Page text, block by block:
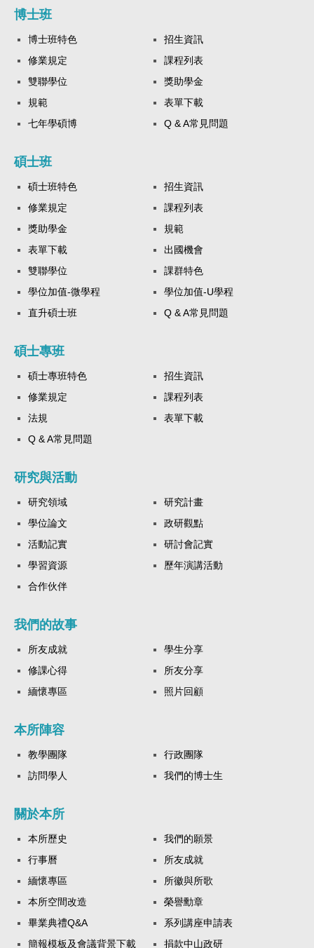
博士班
博士班特色
招生資訊
修業規定
課程列表
雙聯學位
獎助學金
規範
表單下載
七年學碩博
Q & A常見問題
碩士班
碩士班特色
招生資訊
修業規定
課程列表
獎助學金
規範
表單下載
出國機會
雙聯學位
課群特色
學位加值-微學程
學位加值-U學程
直升碩士班
Q & A常見問題
碩士專班
碩士專班特色
招生資訊
修業規定
課程列表
法規
表單下載
Q & A常見問題
研究與活動
研究領域
研究計畫
學位論文
政研觀點
活動記實
研討會記實
學習資源
歷年演講活動
合作伙伴
我們的故事
所友成就
學生分享
修課心得
所友分享
緬懷專區
照片回顧
本所陣容
教學團隊
行政團隊
訪問學人
我們的博士生
關於本所
本所歷史
我們的願景
行事曆
所友成就
緬懷專區
所徽與所歌
本所空間改造
榮譽勳章
畢業典禮Q&A
系列講座申請表
簡報模板及會議背景下載
捐款中山政研